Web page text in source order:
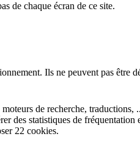
de chaque écran de ce site.
Ils ne peuvent pas être
de recherche, traductions,
des statistiques de
22 cookies.